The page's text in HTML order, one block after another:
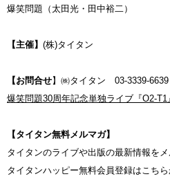
爆笑問題（太田光・田中裕二）
【主催】 (株)タイタン
【お問合せ】㈱タイタン 03-3339-6639
爆笑問題30周年記念単独ライブ『O2-T1
【タイタン無料メルマガ】
タイタンのライブや出版の最新情報をメ
タイタンハッピー無料会員登録はこちら